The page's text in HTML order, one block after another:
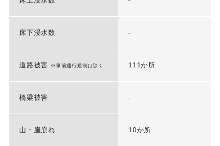
床下浸水数 -
道路被害 ※事前通行規制は除く 111か所
橋梁被害 -
山・崖崩れ 10か所